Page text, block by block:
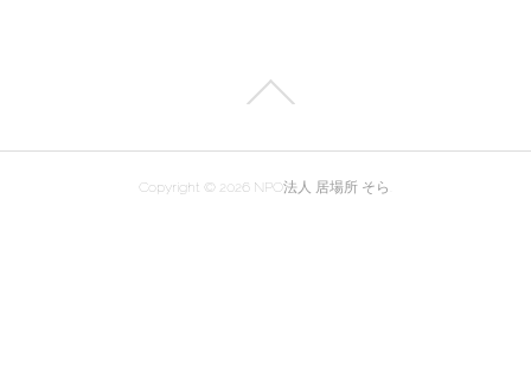
Copyright © 2026 NPO法人 居場所 そら